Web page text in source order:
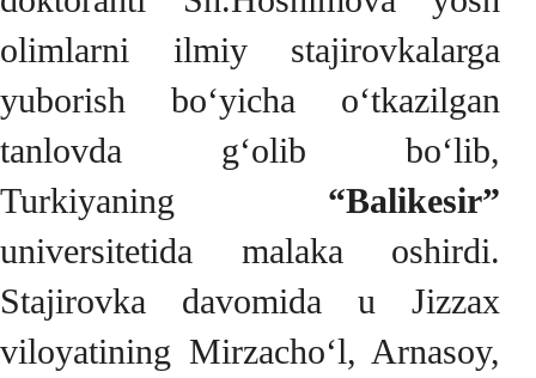
olimlarni ilmiy stajirovkalarga
yuborish bo‘yicha o‘tkazilgan
tanlovda g‘olib bo‘lib,
Turkiyaning “Balikesir”
universitetida malaka oshirdi.
Stajirovka davomida u Jizzax
viloyatining Mirzacho‘l, Arnasoy,